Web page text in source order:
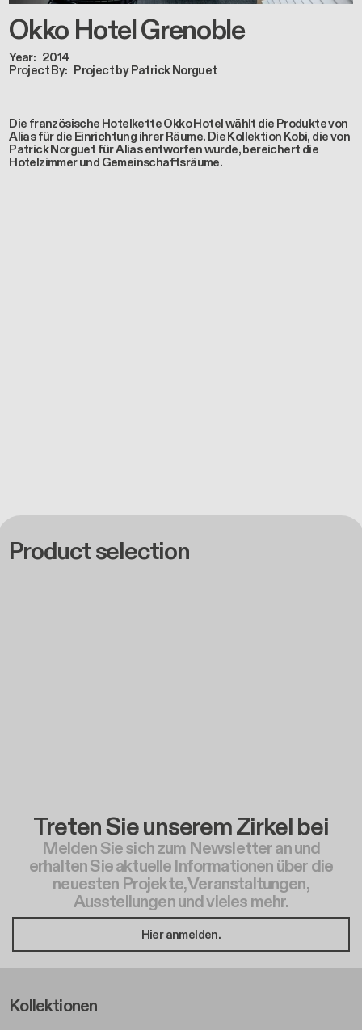
Okko Hotel Grenoble
Year
2014
Project By Project by Patrick Norguet
Die französische Hotelkette Okko Hotel wählt die Produkte von
Alias für die Einrichtung ihrer Räume. Die Kollektion Kobi, die von
Patrick Norguet für Alias entworfen wurde, bereichert die
Hotelzimmer und Gemeinschaftsräume.
Product selection
Treten Sie unserem Zirkel bei
Melden Sie sich zum Newsletter an und
erhalten Sie aktuelle Informationen über die
neuesten Projekte, Veranstaltungen,
Ausstellungen und vieles mehr.
Hier anmelden.
Footer Left Middle A
Kollektionen